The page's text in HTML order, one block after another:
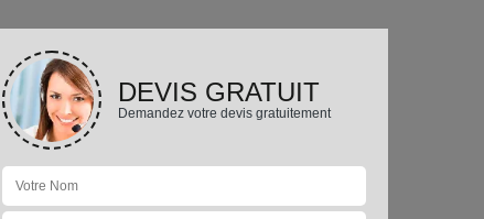
DEVIS GRATUIT
Demandez votre devis gratuitement